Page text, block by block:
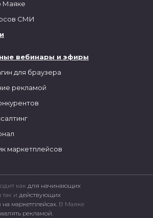
вебинары и эфиры
для браузера
рекламой
маркетплейсов
Маяке
СМИ
как для начинающих
так и действующих
маркетплейсах. В Маяке
рекламой,